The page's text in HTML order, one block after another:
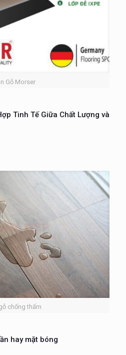
Gỗ Morser
Tinh Tế Giữa Chất Lượng và
chống thấm
hay mặt bóng